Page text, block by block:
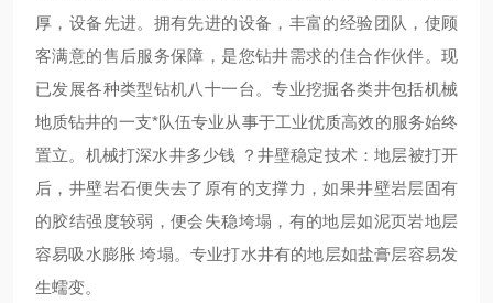
厚，设备先进。拥有先进的设备，丰富的经验团队，使顾
客满意的售后服务保障，是您钻井需求的佳合作伙伴。现
已发展各种类型钻机八十一台。专业挖掘各类井包括机械
地质钻井的一支*队伍专业从事于工业优质高效的服务始终
置立。机械打深水井多少钱 ？井壁稳定技术：地层被打开
后，井壁岩石便失去了原有的支撑力，如果井壁岩层固有
的胶结强度较弱，便会失稳垮塌，有的地层如泥页岩地层
容易吸水膨胀 垮塌。专业打水井有的地层如盐膏层容易发
生蠕变。